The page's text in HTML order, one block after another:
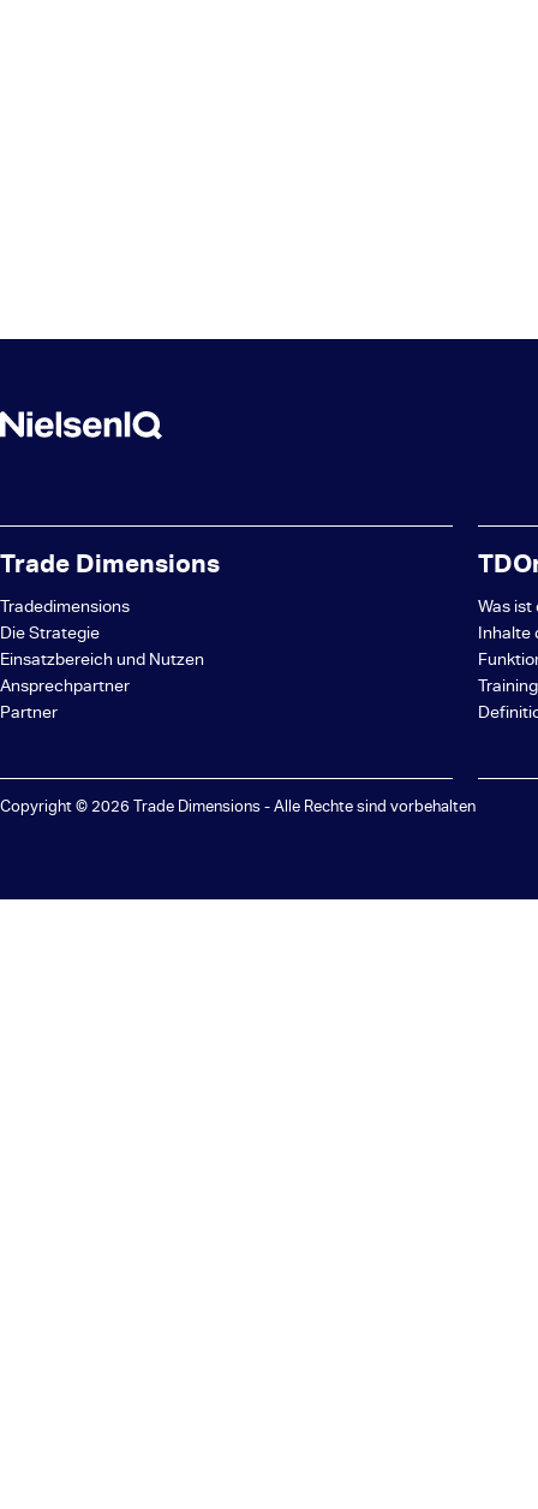
Trade Dimensions
Tradedimensions
Die Strategie
Einsatzbereich und Nutzen
Ansprechpartner
Partner
Was
Inhalte
Copyright © 2026 Trade Dimensions - Alle Rechte sind vorbehalten